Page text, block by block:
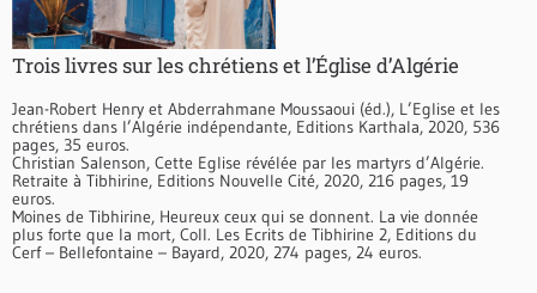
Trois livres sur les chrétiens et l’Église d’Algérie
Jean-Robert Henry et Abderrahmane Moussaoui (éd.), L’Eglise et les
chrétiens dans l’Algérie indépendante, Editions Karthala, 2020, 536
pages, 35 euros.
Christian Salenson, Cette Eglise révélée par les martyrs d’Algérie.
Retraite à Tibhirine, Editions Nouvelle Cité, 2020, 216 pages, 19
euros.
Moines de Tibhirine, Heureux ceux qui se donnent. La vie donnée
plus forte que la mort, Coll. Les Ecrits de Tibhirine 2, Editions du
Cerf – Bellefontaine – Bayard, 2020, 274 pages, 24 euros.